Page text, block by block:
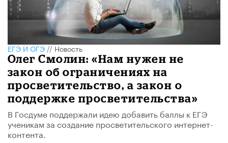
ЕГЭ И ОГЭ//Новость
Олег Смолин: «Нам нужен не
закон об ограничениях на
просветительство, а закон о
поддержке просветительства»
В Госдуме поддержали идею добавить баллы к ЕГЭ
ученикам за создание просветительского интернет-
контента.